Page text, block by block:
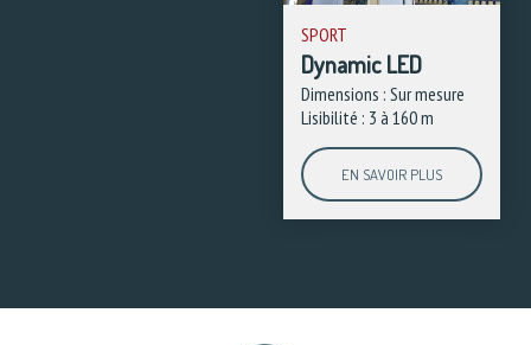
SPORT
Dynamic LED
Dimensions : Sur mesure
Lisibilité : 3 à 160 m
EN SAVOIR PLUS